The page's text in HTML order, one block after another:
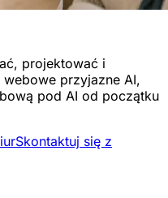
projektować i
przyjazne AI,
pod AI od początku
Skontaktuj się z